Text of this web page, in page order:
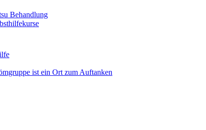
Behandlung
ist ein Ort zum Auftanken